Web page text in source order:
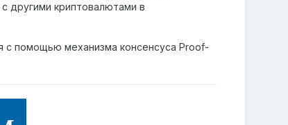
другими криптовалютами в
с помощью механизма консенсуса Proof-